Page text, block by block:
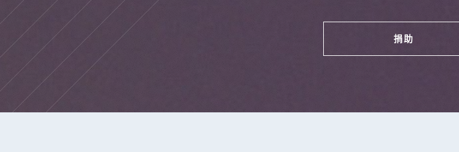
捐助